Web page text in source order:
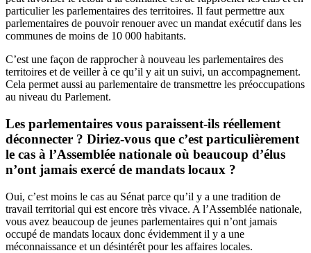
particulier les parlementaires des territoires. Il faut permettre aux
parlementaires de pouvoir renouer avec un mandat exécutif dans les
communes de moins de 10 000 habitants.
C’est une façon de rapprocher à nouveau les parlementaires des
territoires et de veiller à ce qu’il y ait un suivi, un accompagnement.
Cela permet aussi au parlementaire de transmettre les préoccupations
au niveau du Parlement.
Les parlementaires vous paraissent-ils réellement
déconnecter ? Diriez-vous que c’est particulièrement
le cas à l’Assemblée nationale où beaucoup d’élus
n’ont jamais exercé de mandats locaux ?
Oui, c’est moins le cas au Sénat parce qu’il y a une tradition de
travail territorial qui est encore très vivace. A l’Assemblée nationale,
vous avez beaucoup de jeunes parlementaires qui n’ont jamais
occupé de mandats locaux donc évidemment il y a une
méconnaissance et un désintérêt pour les affaires locales.